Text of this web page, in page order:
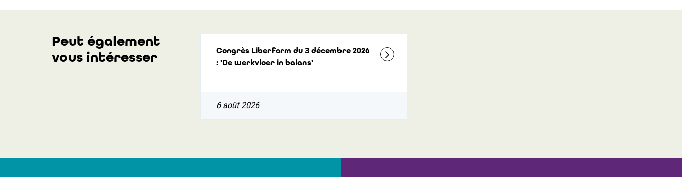
Peut également
vous intéresser
Congrès Liberform du 3 décembre 2026
: 'De werkvloer in balans'
6 août 2026